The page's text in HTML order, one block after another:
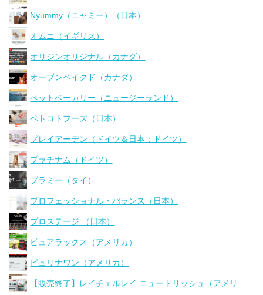
Nyummy（ニャミー）（日本）
オムニ（イギリス）
オリジンオリジナル（カナダ）
オーブンベイクド（カナダ）
ペットベーカリー（ニュージーランド）
ペトコトフーズ（日本）
プレイアーデン（ドイツ＆日本：ドイツ）
プラチナム（ドイツ）
プラミー（タイ）
プロフェッショナル・バランス（日本）
プロステージ （日本）
ピュアラックス（アメリカ）
ピュリナワン（アメリカ）
【販売終了】レイチェルレイ ニュートリッシュ（アメリ